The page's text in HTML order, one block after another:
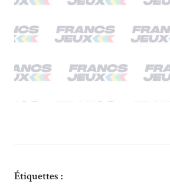
Étiquettes :